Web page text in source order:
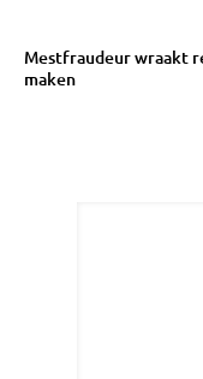
Mestfraudeur wraakt
maken